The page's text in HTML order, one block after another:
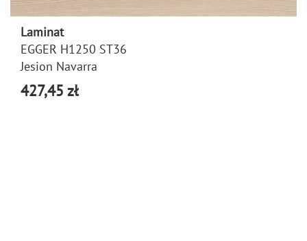
Laminat
EGGER H1250 ST36
Jesion Navarra
427,45 zł